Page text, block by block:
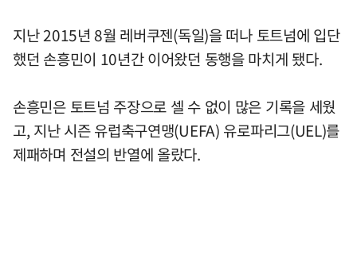
지난 2015년 8월 레버쿠젠(독일)을 떠나 토트넘에 입단
했던 손흥민이 10년간 이어왔던 동행을 마치게 됐다.
손흥민은 토트넘 주장으로 셀 수 없이 많은 기록을 세웠
고, 지난 시즌 유럽축구연맹(UEFA) 유로파리그(UEL)를
제패하며 전설의 반열에 올랐다.